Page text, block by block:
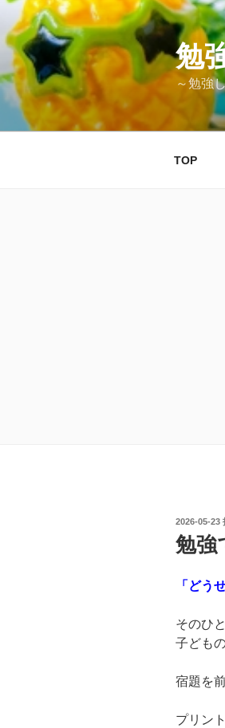
コ
ン
テ
ン
ツ
へ
勉
～勉強
TOP
投
稿
日:
2026-05-23
勉強
「どう
そのひ
子ども
宿題を
プリン